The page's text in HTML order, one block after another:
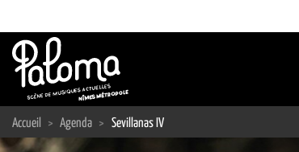
au
contenu
Accueil > Agenda > Sevillanas IV